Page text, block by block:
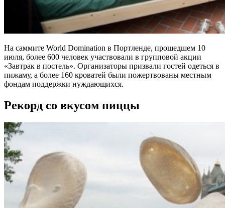
На саммите World Domination в Портленде, прошедшем 10
июля, более 600 человек участвовали в групповой акции
«Завтрак в постель». Организаторы призвали гостей одеться в
пижаму, а более 160 кроватей были пожертвованы местным
фондам поддержки нуждающихся.
Рекорд со вкусом пиццы